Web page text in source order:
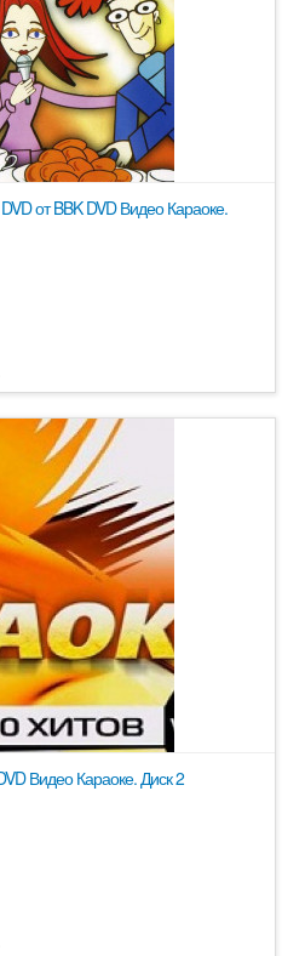
от BBK DVD Видео Караоке.
Видео Караоке. Диск 2